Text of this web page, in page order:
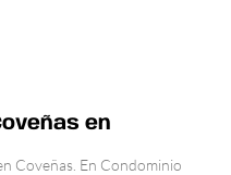
en
Coveñas. En Condominio